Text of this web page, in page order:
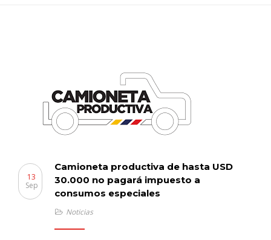
Camioneta productiva de hasta USD
30.000 no pagará impuesto a
consumos especiales
13
Sep
Noticias